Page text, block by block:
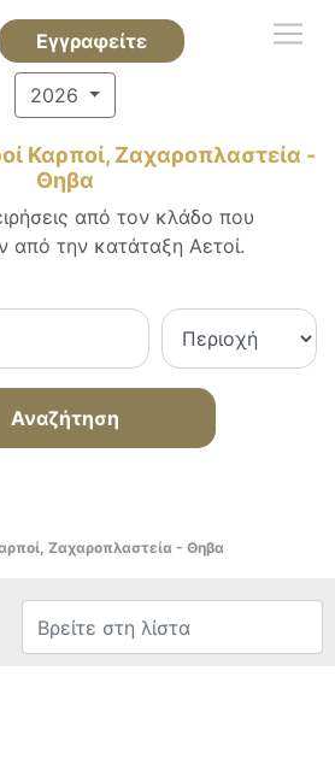
Εγγραφείτε
2026
Καρποί, Ζαχαροπλαστεία -
Θηβα
από τον κλάδο που
από την κατάταξη Αετοί.
Αναζήτηση
Ζαχαροπλαστεία - Θηβα